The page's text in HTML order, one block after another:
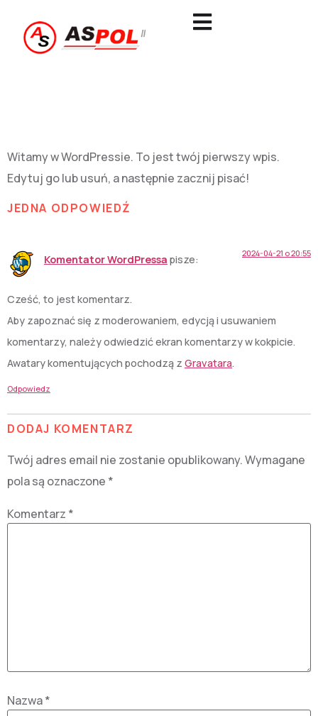
Witamy w WordPressie. To jest twój pierwszy wpis.
Edytuj go lub usuń, a następnie zacznij pisać!
JEDNA ODPOWIEDŹ
Komentator WordPressa pisze: 2024-04-21 o 20:55
Cześć, to jest komentarz.
Aby zapoznać się z moderowaniem, edycją i usuwaniem
komentarzy, należy odwiedzić ekran komentarzy w kokpicie.
Awatary komentujących pochodzą z Gravatara.
Odpowiedz
DODAJ KOMENTARZ
Twój adres email nie zostanie opublikowany.Wymagane
pola są oznaczone *
Komentarz *
Nazwa*